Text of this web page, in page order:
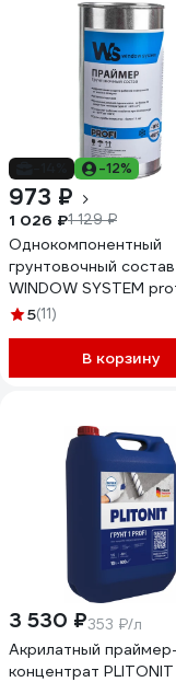
-12%
973 ₽
1 026 ₽1 129 ₽
Однокомпонентный
грунтовочный состав
WINDOW SYSTEM
каучуковый 1кг
5(11)
В корзину
3 530 ₽353 ₽/л
Акрилатный
концентрат PLITONIT